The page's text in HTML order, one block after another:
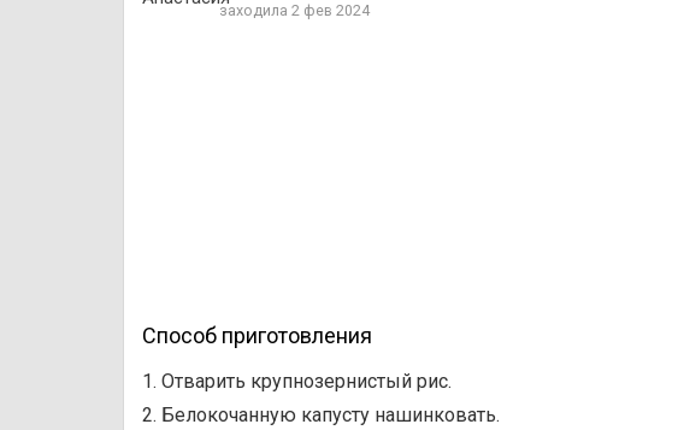
заходила 2 фев 2024
Способ приготовления
1. Отварить крупнозернистый рис.
2. Белокочанную капусту нашинковать.